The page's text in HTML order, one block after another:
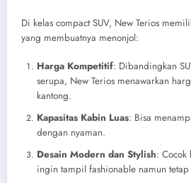
Di kelas compact SUV, New Terios
yang membuatnya menonjol:
Harga Kompetitif: Dibandingkan
serupa, New Terios menawarkan
kantong.
Kapasitas Kabin Luas: Bisa
dengan nyaman.
Desain Modern dan Stylish:
ingin tampil fashionable namun